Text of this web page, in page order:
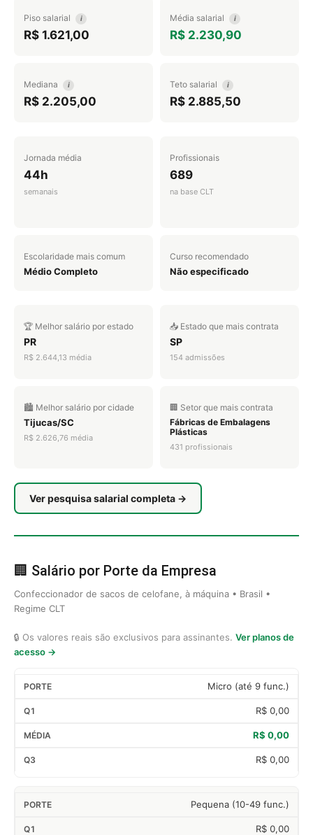
Piso salarial i
R$ 1.621,00
Média salarial i
R$ 2.230,90
Mediana i
R$ 2.205,00
Teto salarial i
R$ 2.885,50
Jornada média
44h
semanais
Profissionais
689
na base CLT
Escolaridade mais comum
Médio Completo
Curso recomendado
Não especificado
🏆 Melhor salário por estado
PR
R$ 2.644,13 média
📥 Estado que mais contrata
SP
154 admissões
🏙️ Melhor salário por cidade
Tijucas/SC
R$ 2.626,76 média
🏢 Setor que mais contrata
Fábricas de Embalagens
Plásticas
431 profissionais
Ver pesquisa salarial completa →
🏢 Salário por Porte da Empresa
Confeccionador de sacos de celofane, à máquina • Brasil •
Regime CLT
🔒 Os valores reais são exclusivos para assinantes. Ver planos de
acesso →
Micro (até 9 func.)
R$ 0,00
R$ 0,00
R$ 0,00
Pequena (10-49 func.)
R$ 0,00